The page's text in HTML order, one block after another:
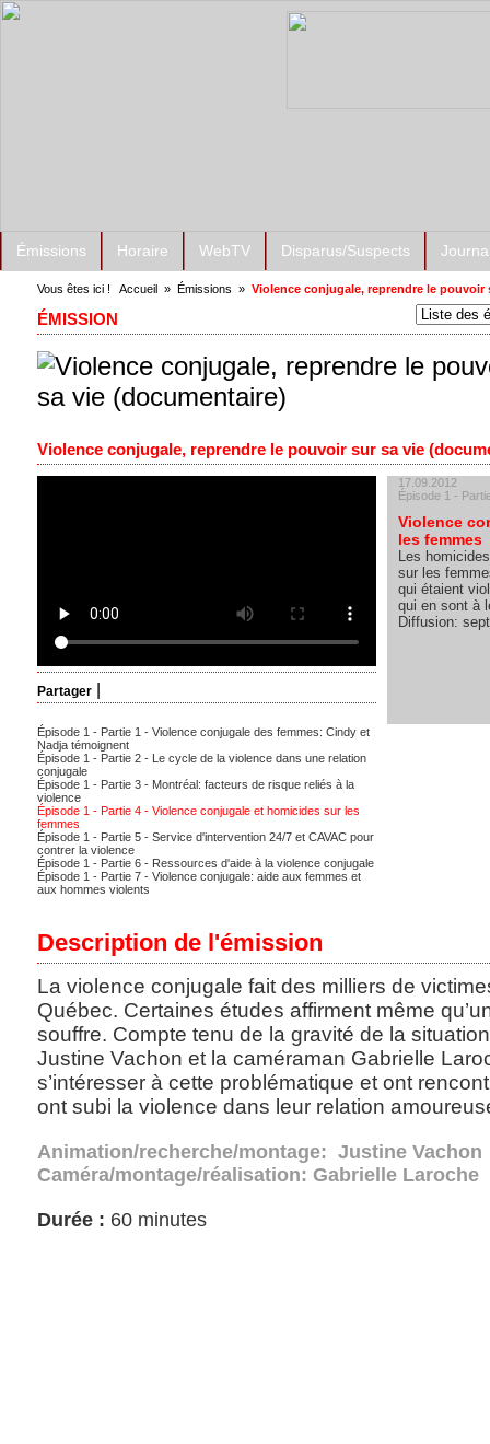
Émissions Horaire WebTV Disparus/Suspects
Vous êtes ici ! Accueil » Émissions » Violence conjugale, reprendre le pouvoir
ÉMISSION
Violence conjugale, reprendre le pouvoir sur sa vie
Partager
Épisode 1 - Partie 1 - Violence conjugale des femmes: Cindy et
Nadja témoignent
Épisode 1 - Partie 2 - Le cycle de la violence dans une relation
conjugale
Épisode 1 - Partie 3 - Montréal: facteurs de risque reliés à la
violence
Épisode 1 - Partie 4 - Violence conjugale et homicides sur les
femmes
Épisode 1 - Partie 5 - Service d'intervention 24/7 et CAVAC pour
contrer la violence
Épisode 1 - Partie 6 - Ressources d'aide à la violence conjugale
Épisode 1 - Partie 7 - Violence conjugale: aide aux femmes et
aux hommes violents
17.09.2012
Épisode 1 -
Violence
les femmes
Les
sur les
qui étaient
qui en sont à
Diffusion:
Description de l'émission
La violence conjugale fait des milliers de
Québec. Certaines études affirment même
souffre. Compte tenu de la gravité de la
Justine Vachon et la caméraman Gabrielle
s’intéresser à cette problématique et ont
ont subi la violence dans leur relation
Animation/recherche/montage: Justine Vachon
Caméra/montage/réalisation: Gabrielle Laroche
Durée : 60 minutes